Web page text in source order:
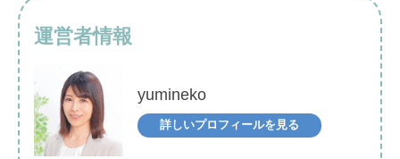
運営者情報
yumineko
詳しいプロフィールを見る